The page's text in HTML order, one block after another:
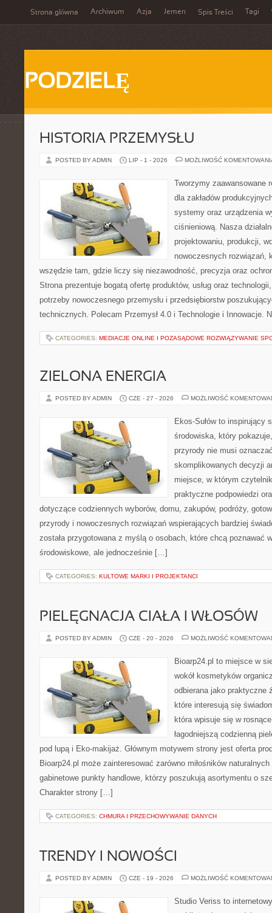
Strona główna Archiwum Azja Jemen Spis Treści Tagi
PODZIELĘ
HISTORIA PRZEMYSŁU
POSTED BY ADMIN LIP - 1 - 2026 MOŻLIWOŚĆ
Tworzymy zaawansowane
dla zakładów
systemy oraz urządzenia
ciśnieniową. Nasza
projektowaniu, produkcji,
nowoczesnych rozwiązań,
wszędzie tam, gdzie liczy się niezawodność, precyzja oraz
Strona prezentuje bogatą ofertę produktów, usług oraz
potrzeby nowoczesnego przemysłu i przedsiębiorstw
technicznych. Polecam Przemysł 4.0 i Technologie i Innowacje.
CATEGORIES: MEDIACJE ONLINE I POZASĄDOWE ROZWIĄZYWANIE
ZIELONA ENERGIA
POSTED BY ADMIN CZE - 27 - 2026 MOŻLIWOŚĆ
Ekos-Sułów to inspirujący
środowiska, który
przyrody nie musi
skomplikowanych decyzji
miejsce, w którym
praktyczne podpowiedzi
dotyczące codziennych wyborów, domu, zakupów, podróży,
przyrody i nowoczesnych rozwiązań wspierających bardziej
została przygotowana z myślą o osobach, które chcą poznawać
środowiskowe, ale jednocześnie […]
CATEGORIES: KULTOWE MARKI I PROJEKTANCI
PIELĘGNACJA CIAŁA I WŁOSÓW
POSTED BY ADMIN CZE - 20 - 2026 MOŻLIWOŚĆ
Bioarp24.pl to miejsce w
wokół kosmetyków
odbierana jako praktyczne
które interesują się
która wpisuje się w
łagodniejszą codzienną
pod lupą i Eko-makijaż. Głównym motywem strony jest oferta
Bioarp24.pl może zainteresować zarówno miłośników
gabinetowe punkty handlowe, którzy poszukują asortymentu o
Charakter strony […]
CATEGORIES: CHMURA I PRZECHOWYWANIE DANYCH
TRENDY I NOWOŚCI
POSTED BY ADMIN CZE - 19 - 2026 MOŻLIWOŚĆ
Studio Veriss to